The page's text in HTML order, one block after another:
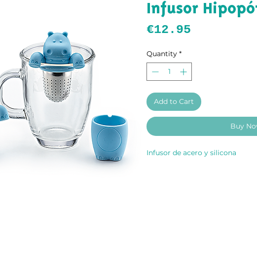
Infusor
€12.95
Quantity *
Add to Cart
Buy
Infusor de acero y silicona